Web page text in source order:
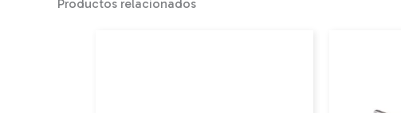
Productos relacionados